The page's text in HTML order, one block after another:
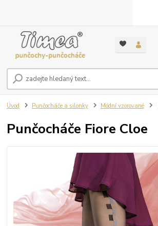
Úvod Punčocháče a silonky Módní vzorované
Punčocháče Fiore Cloe